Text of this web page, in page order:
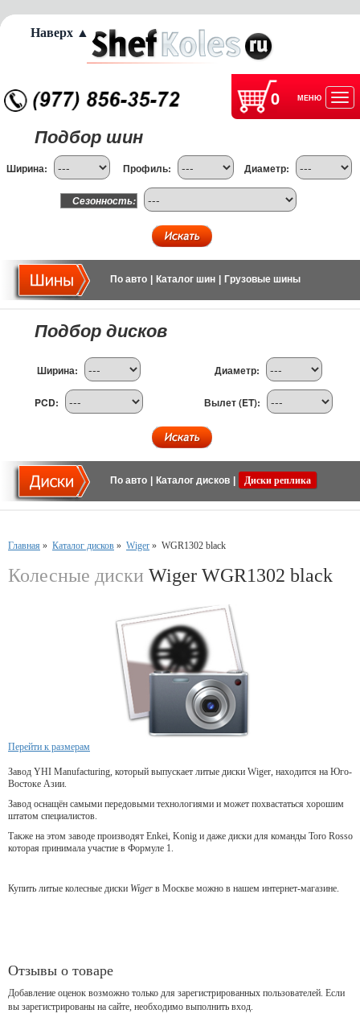
0 МЕНЮ
Подбор шин
Ширина: Профиль: Диаметр:
Сезонность:
По авто Каталог шин Грузовые шины
Подбор дисков
Ширина: Диаметр:
PCD: Вылет (ET):
По авто Каталог дисков Диски реплика
Главная » Каталог дисков » Wiger » WGR1302 black
Колесные диски Wiger WGR1302 black
Перейти к размерам
Завод YHI Manufacturing, который выпускает литые диски Wiger, находится на Юго-
Востоке Азии.
Завод оснащён самыми передовыми технологиями и может похвастаться хорошим
штатом специалистов.
Также на этом заводе производят Enkei, Konig и даже диски для команды Toro Rosso
которая принимала участие в Формуле 1.
Купить литые колесные диски Wiger в Москве можно в нашем интернет-магазине.
Отзывы о товаре
Добавление оценок возможно только для зарегистрированных пользователей. Если
вы зарегистрированы на сайте, необходимо выполнить вход.
Наверх ▲